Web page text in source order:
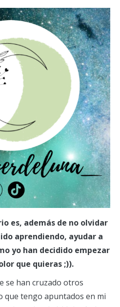
es, además de no olvidar
aprendiendo, ayudar a
yo han decidido empezar
que quieras ;)).
se han cruzado otros
que tengo apuntados en mi